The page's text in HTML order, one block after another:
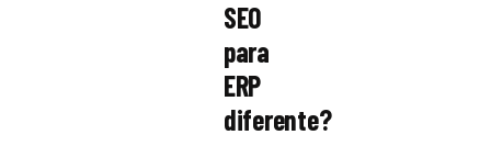
SEO
para
ERP
diferente?